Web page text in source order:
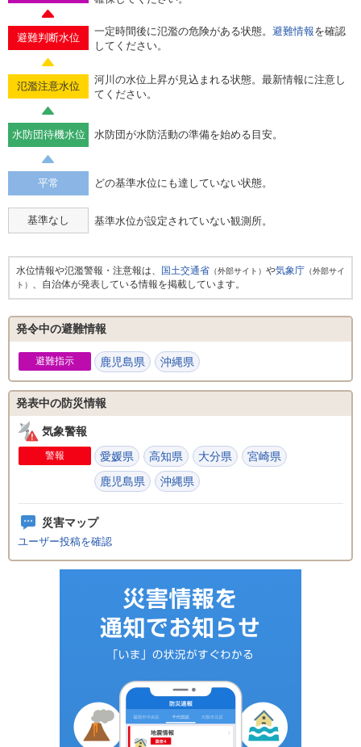
避難判断水位
一定時間後に氾濫の危険がある状態。 避難情報を確認
してください。
氾濫注意水位
河川の水位上昇が見込まれる状態。最新情報に注意し
てください。
水防団待機水位 水防団が水防活動の準備を始める目安。
平常 どの基準水位にも達していない状態。
基準なし 基準水位が設定されていない観測所。
水位情報や氾濫警報・注意報は、 国土交通省 （外部サイト） や気象庁 （外部サイ
ト） 、自治体が発表している情報を掲載しています。
発令中の避難情報
避難指示 鹿児島県 沖縄県
発表中の防災情報
気象警報
警報 愛媛県 高知県 大分県
宮崎県
鹿児島県
沖縄県
災害マップ
ユーザー投稿を確認